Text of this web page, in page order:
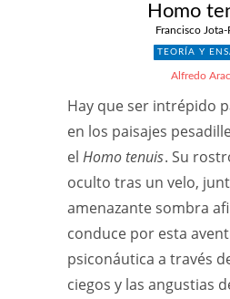
Homo
Francisco Jota-
TEORÍA Y
Alfredo
Hay que ser intrépido
en los paisajes
el Homo tenuis. Su
oculto tras un velo,
amenazante sombra
conduce por esta
psiconáutica a través
ciegos y las angustias